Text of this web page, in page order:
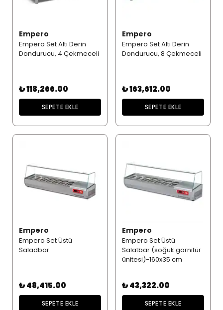
Empero
Empero Set Altı Derin
Dondurucu, 4 Çekmeceli
₺ 118,266.00
SEPETE EKLE
Empero
Empero Set Altı Derin
Dondurucu, 8 Çekmeceli
₺ 163,612.00
SEPETE EKLE
Empero
Empero Set Üstü
Saladbar
₺ 48,415.00
SEPETE EKLE
Empero
Empero Set Üstü
Salatbar (soğuk garnitür
ünitesi)-160x35 cm
₺ 43,322.00
SEPETE EKLE